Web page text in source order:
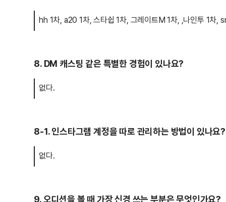
hh 1차, a20 1차, 스타쉽 1차, 그레이트M 1차, ,나인투 1차,
8. DM 캐스팅 같은 특별한 경험이 있나요?
없다.
8-1. 인스타그램 계정을 따로 관리하는 방법이 있나요?
없다.
9. 오디션을 볼 때 가장 신경 쓰는 부분은 무엇인가요?